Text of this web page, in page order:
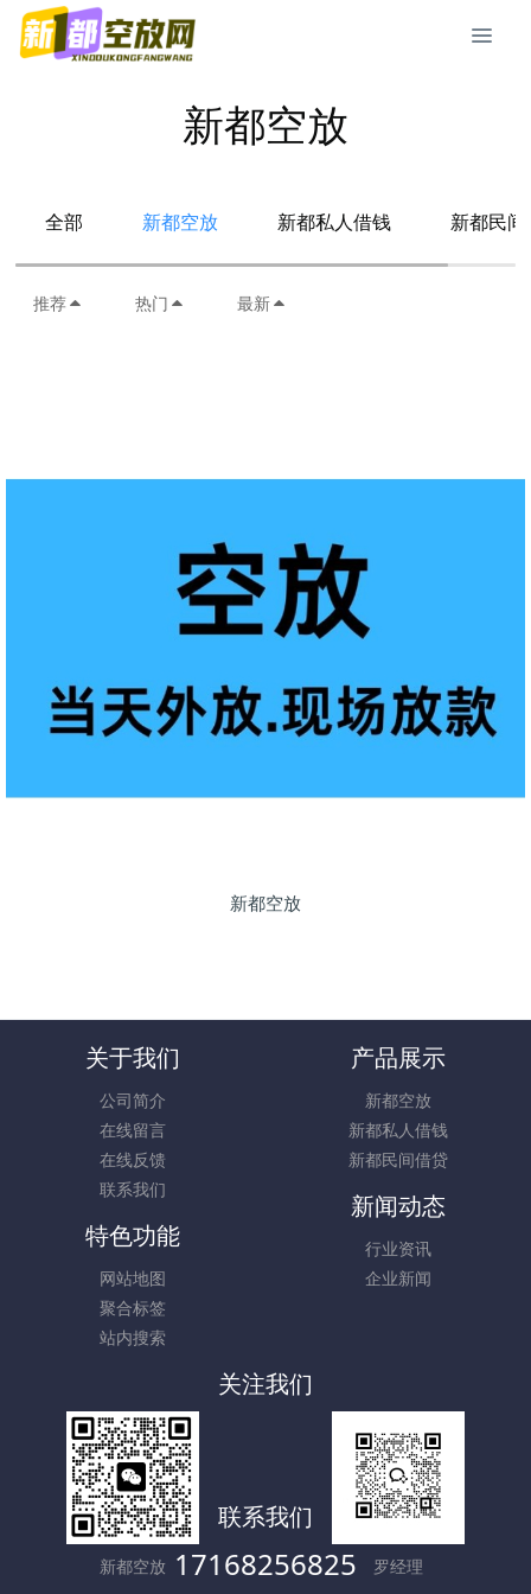
新都空放
全部 新都空放 新都私人借钱 新都民
推荐 热门 最新
新都空放
关于我们
公司简介
在线留言
在线反馈
联系我们
产品展示
新都空放
新都私人借钱
新都民间借贷
新闻动态
行业资讯
企业新闻
特色功能
网站地图
聚合标签
站内搜索
关注我们
新都空放 罗经理
联系我们
17168256825